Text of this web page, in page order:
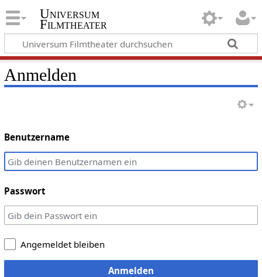
Universum
Filmtheater
Anmelden
Benutzername
Passwort
Angemeldet bleiben
Anmelden